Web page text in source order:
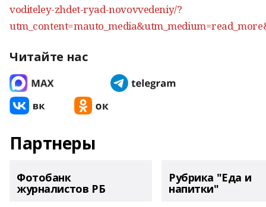
voditeley-zhdet-ryad-novovvedeniy/?
Читайте нас
Партнеры
Фотобанк
журналистов РБ
Рубрика "Еда и
напитки"